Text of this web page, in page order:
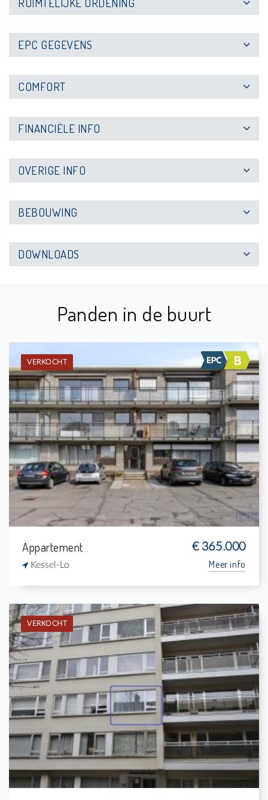
EPC GEGEVENS
COMFORT
FINANCIËLE INFO
OVERIGE INFO
BEBOUWING
DOWNLOADS
Panden in de buurt
VERKOCHT
Verkocht: Appartement
2
-
1
84 m²
Appartement € 365.000
Kessel-Lo Meer info
VERKOCHT
Verkocht: Studio
-
-
24 m²